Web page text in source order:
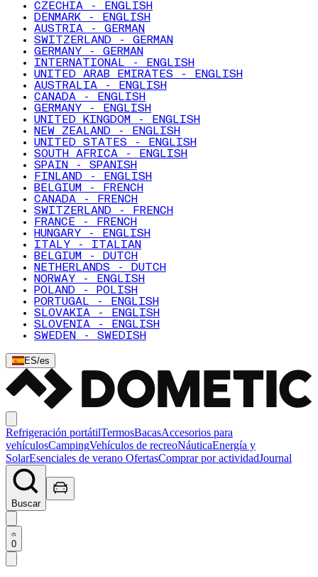
CZECHIA - ENGLISH
DENMARK - ENGLISH
AUSTRIA - GERMAN
SWITZERLAND - GERMAN
GERMANY - GERMAN
INTERNATIONAL - ENGLISH
UNITED ARAB EMIRATES - ENGLISH
AUSTRALIA - ENGLISH
CANADA - ENGLISH
GERMANY - ENGLISH
UNITED KINGDOM - ENGLISH
NEW ZEALAND - ENGLISH
UNITED STATES - ENGLISH
SOUTH AFRICA - ENGLISH
SPAIN - SPANISH
FINLAND - ENGLISH
BELGIUM - FRENCH
CANADA - FRENCH
SWITZERLAND - FRENCH
FRANCE - FRENCH
HUNGARY - ENGLISH
ITALY - ITALIAN
BELGIUM - DUTCH
NETHERLANDS - DUTCH
NORWAY - ENGLISH
POLAND - POLISH
PORTUGAL - ENGLISH
SLOVAKIA - ENGLISH
SLOVENIA - ENGLISH
SWEDEN - SWEDISH
ES/es
Refrigeración portátilTermosBacasAccesorios para
vehículosCampingVehículos de recreoNáuticaEnergía y
SolarEsenciales de verano OfertasComprar por actividadJournal
Buscar
0